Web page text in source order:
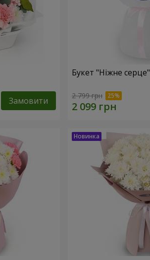
Замовити
Букет "Ніжне серце"
2 799 грн